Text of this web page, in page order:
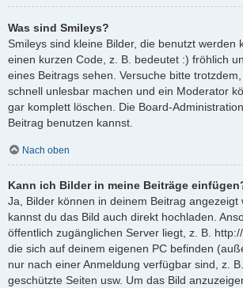
Was sind Smileys?
Smileys sind kleine Bilder, die benutzt
einen kurzen Code, z. B. bedeutet :) fröhlich
eines Beitrags sehen. Versuche bitte
schnell unlesbar machen und ein Moderator
gar komplett löschen. Die Board-
Beitrag benutzen kannst.
Nach oben
Kann ich Bilder in meine Beiträge
Ja, Bilder können in deinem Beitrag
kannst du das Bild auch direkt hochladen.
öffentlich zugänglichen Server liegt, z. B.
die sich auf deinem eigenen PC befinden
nur nach einer Anmeldung verfügbar sind, z.
geschützte Seiten usw. Um das Bild